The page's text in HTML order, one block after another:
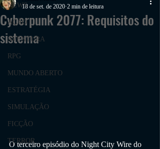
NEWS
AÇÃO
AVENTURA
RPG
MUNDO ABERTO
ESTRATÉGIA
SIMULAÇÃO
FICÇÃO
TERROR
Cyberpunk 2077: Requisitos do
sistema
18 de set. de 2020 2 min de leitura
O terceiro episódio do Night City Wire do